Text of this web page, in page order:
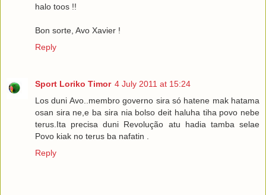
halo toos !!
Bon sorte, Avo Xavier !
Reply
Sport Loriko Timor 4 July 2011 at 15:24
Los duni Avo..membro governo sira só hatene mak hatama
osan sira ne,e ba sira nia bolso deit haluha tiha povo nebe
terus.Ita precisa duni Revolução atu hadia tamba selae
Povo kiak no terus ba nafatin .
Reply